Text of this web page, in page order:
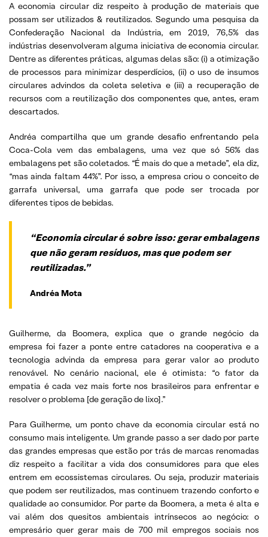
A economia circular diz respeito à produção de materiais que
possam ser utilizados & reutilizados. Segundo uma pesquisa da
Confederação Nacional da Indústria, em 2019, 76,5% das
indústrias desenvolveram alguma iniciativa de economia circular.
Dentre as diferentes práticas, algumas delas são: (i) a otimização
de processos para minimizar desperdícios, (ii) o uso de insumos
circulares advindos da coleta seletiva e (iii) a recuperação de
recursos com a reutilização dos componentes que, antes, eram
descartados.
Andréa compartilha que um grande desafio enfrentando pela
Coca-Cola vem das embalagens, uma vez que só 56% das
embalagens pet são coletados. “É mais do que a metade”, ela diz,
“mas ainda faltam 44%”. Por isso, a empresa criou o conceito de
garrafa universal, uma garrafa que pode ser trocada por
diferentes tipos de bebidas.
“Economia circular é sobre isso: gerar embalagens
que não geram resíduos, mas que podem ser
reutilizadas.”
Andréa Mota
Guilherme, da Boomera, explica que o grande negócio da
empresa foi fazer a ponte entre catadores na cooperativa e a
tecnologia advinda da empresa para gerar valor ao produto
renovável. No cenário nacional, ele é otimista: “o fator da
empatia é cada vez mais forte nos brasileiros para enfrentar e
resolver o problema [de geração de lixo].”
Para Guilherme, um ponto chave da economia circular está no
consumo mais inteligente. Um grande passo a ser dado por parte
das grandes empresas que estão por trás de marcas renomadas
diz respeito a facilitar a vida dos consumidores para que eles
entrem em ecossistemas circulares. Ou seja, produzir materiais
que podem ser reutilizados, mas continuem trazendo conforto e
qualidade ao consumidor. Por parte da Boomera, a meta é alta e
vai além dos quesitos ambientais intrínsecos ao negócio: o
empresário quer gerar mais de 700 mil empregos sociais nos